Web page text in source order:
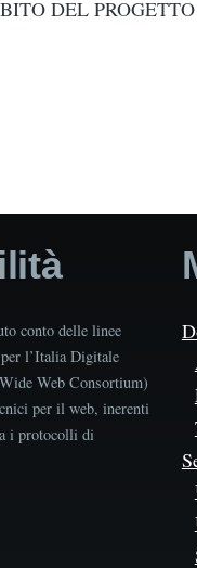
DEL
conto delle linee
per l’Italia Digitale
Web Consortium)
per il web, inerenti
i protocolli di